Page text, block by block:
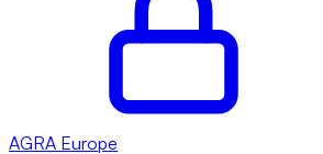
AGRA Europe